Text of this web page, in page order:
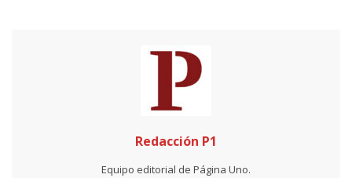
Redacción P1
Equipo editorial de Página Uno.